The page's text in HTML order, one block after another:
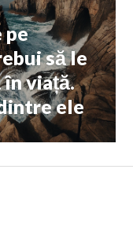
pe
să le
viață.
ele